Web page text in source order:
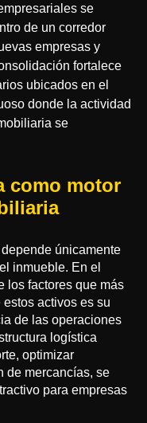
se
de un corredor
empresas y
fortalece
ubicados en el
donde la actividad
se
como motor
únicamente
inmueble. En el
los factores que más
activos es su
de las operaciones
logística
optimizar
de mercancías, se
para empresas